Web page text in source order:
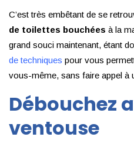
C’est très embêtant de se
de toilettes bouchées à la
grand souci maintenant, étant
de techniques pour vous
vous-même, sans faire appel à
Débouchez
ventouse